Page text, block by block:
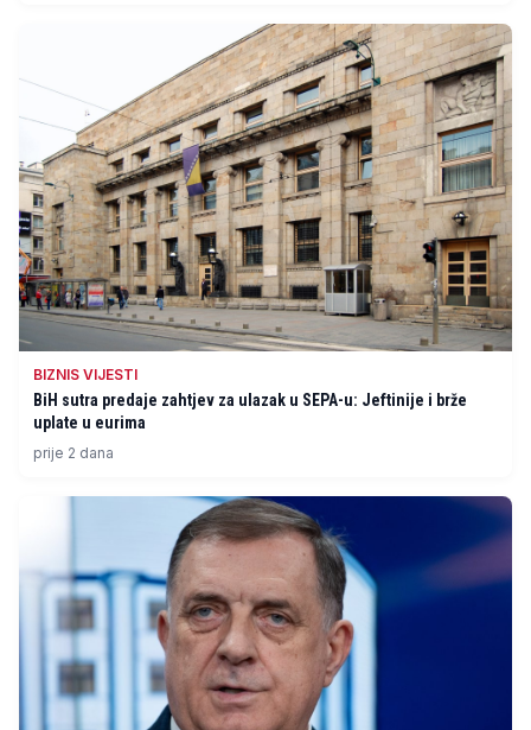
BIZNIS VIJESTI
BiH sutra predaje zahtjev za ulazak u SEPA-u: Jeftinije i brže
uplate u eurima
prije 2 dana